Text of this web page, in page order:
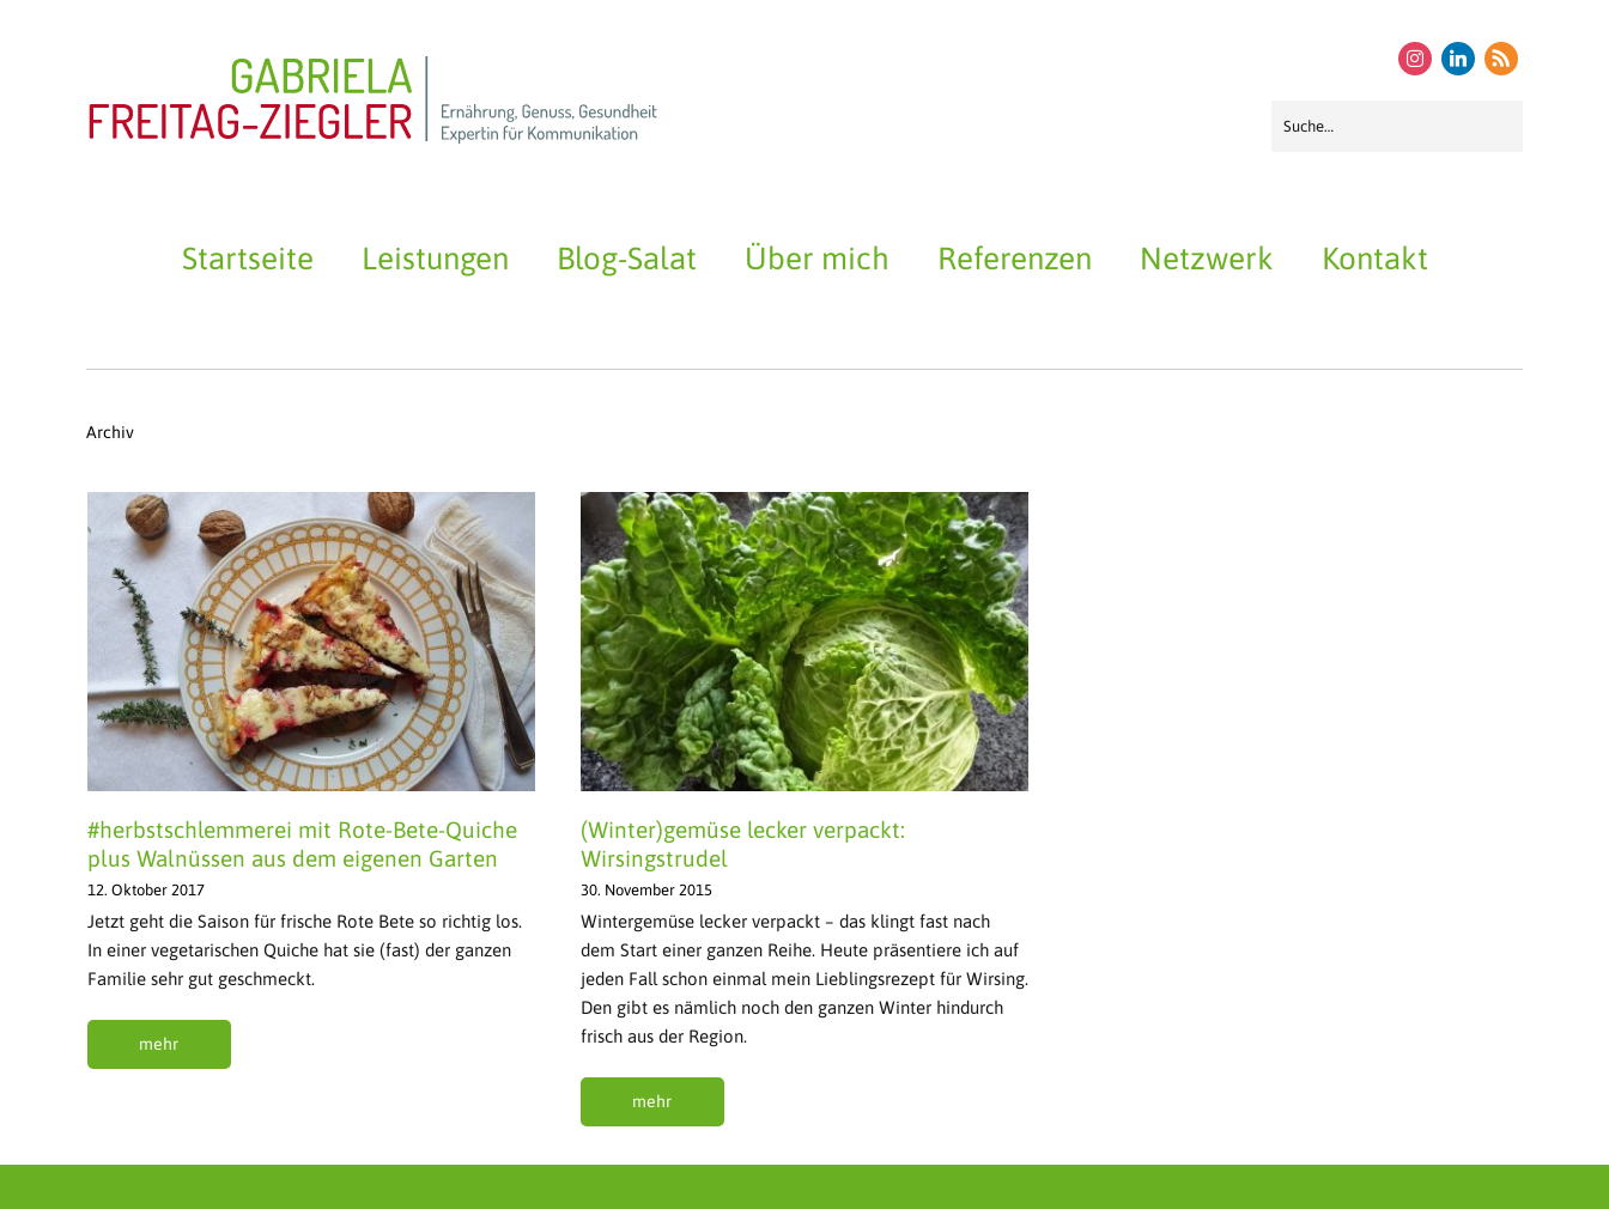
instagramlinkedinrss
Startseite Leistungen Blog-Salat Über mich Referenzen Netzwerk Kontakt
Archiv
#herbstschlemmerei mit Rote-Bete-Quiche
plus Walnüssen aus dem eigenen Garten
12. Oktober 2017
Jetzt geht die Saison für frische Rote Bete so richtig los.
In einer vegetarischen Quiche hat sie (fast) der ganzen
Familie sehr gut geschmeckt.
mehr
(Winter)gemüse lecker verpackt:
Wirsingstrudel
30. November 2015
Wintergemüse lecker verpackt – das klingt fast nach
dem Start einer ganzen Reihe. Heute präsentiere ich auf
jeden Fall schon einmal mein Lieblingsrezept für Wirsing.
Den gibt es nämlich noch den ganzen Winter hindurch
frisch aus der Region.
mehr